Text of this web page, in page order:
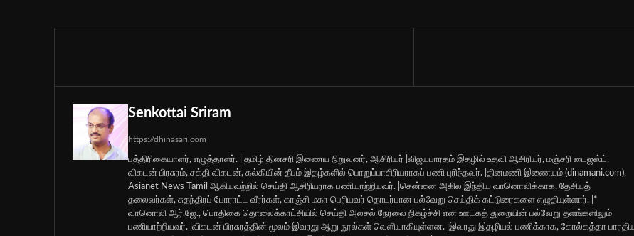
Senkottai Sriram
https://dhinasari.com
பத்திரிகையாளர், எழுத்தாளர். | தமிழ் தினசரி இணைய நிறுவுனர், ஆசிரியர் |விஜயபாரதம் இதழில் உதவி ஆசிரியர், மஞ்சரி டைஜஸ்ட்,
விகடன் பிரசுரம், சக்தி விகடன், கல்கியின் தீபம் இதழ்களில் பொறுப்பாசிரியராகப் பணி புரிந்தவர். |தினமணி இணையம் (dinamani.com),
Asianet News Tamil ஆகியவற்றில் செய்தி ஆசிரியராக பணியாற்றியவர். |சென்னை அகில இந்திய வானொலிக்காக, தேசியத்
தலைவர்கள், சுதந்திரப் போராட்ட வீரர்கள், காஞ்சி மகா பெரியவர் தொடர்பான பல்வேறு செய்திக் கட்டுரைகளை எழுதியுள்ளார். |*
வானொலி ஆர்.ஜே., பொதிகை தொலைக்காட்சியில் செய்தி அலசல் நேரலை நிகழ்ச்சி என ஊடகத் துறையின் பல்வேறு தளங்களிலும்
பணியாற்றியவர். |விகடன் பிரசுரத்தின் மூலம் இவரது ஆறு நூல்கள் வெளியாகியுள்ளன. |இவரது இதழியல் பணிக்காக, கோல்கத்தா